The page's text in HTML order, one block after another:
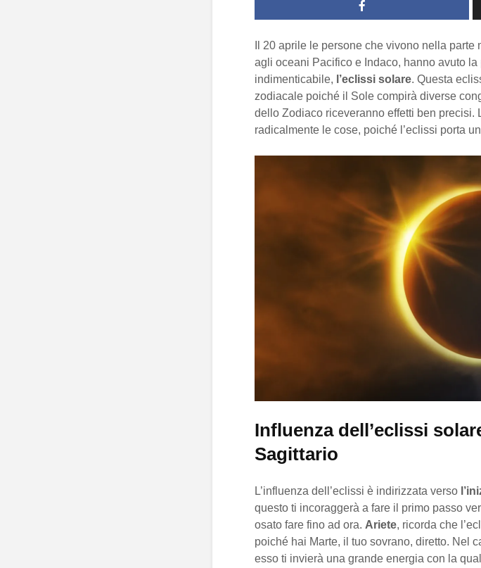
Il 20 aprile le persone che vivono nella
agli oceani Pacifico e Indaco, hanno avuto
indimenticabile, l’eclissi solare. Questa
zodiacale poiché il Sole compirà diverse
dello Zodiaco riceveranno effetti ben precisi.
radicalmente le cose, poiché l’eclissi porta
Influenza dell’eclissi
Sagittario
L’influenza dell’eclissi è indirizzata verso
questo ti incoraggerà a fare il primo passo
osato fare fino ad ora. Ariete, ricorda che
poiché hai Marte, il tuo sovrano, diretto. Nel
esso ti invierà una grande energia con la